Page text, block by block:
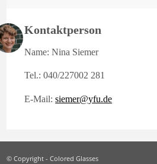
Kontaktperson
Name: Nina Siemer
Tel.: 040/227002 281
E-Mail:siemer@yfu.de
© Copyright - Colored Glasses